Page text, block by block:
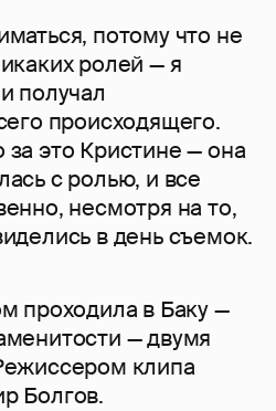
потому что не
ролей — я
получал
происходящего.
это Кристине — она
с ролью, и все
несмотря на то,
в день съемок.
проходила в Баку —
— двумя
клипа
Болгов.